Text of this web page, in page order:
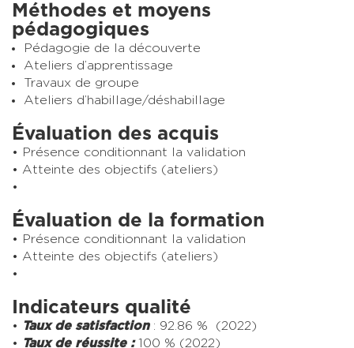
Méthodes et moyens
pédagogiques
Pédagogie de la découverte
Ateliers d’apprentissage
Travaux de groupe
Ateliers d’habillage/déshabillage
Évaluation des acquis
Présence conditionnant la validation
Atteinte des objectifs (ateliers)
Évaluation de la formation
Présence conditionnant la validation
Atteinte des objectifs (ateliers)
Indicateurs qualité
Taux de satisfaction : 92.86 % (2022)
Taux de réussite :100 % (2022)